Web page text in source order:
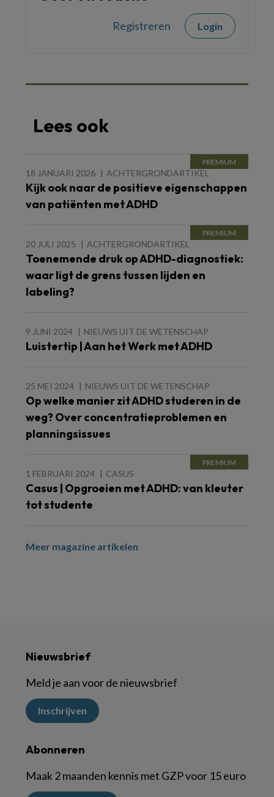
Registreren Login
Lees ook
18 JANUARI 2026 ACHTERGRONDARTIKEL
Kijk ook naar de positieve eigenschappen
van patiënten met ADHD
20 JULI 2025 ACHTERGRONDARTIKEL
Toenemende druk op ADHD-diagnostiek:
waar ligt de grens tussen lijden en
labeling?
9 JUNI 2024 NIEUWS UIT DE WETENSCHAP
Luistertip | Aan het Werk met ADHD
25 MEI 2024 NIEUWS UIT DE WETENSCHAP
Op welke manier zit ADHD studeren in de
weg? Over concentratieproblemen en
planningsissues
1 FEBRUARI 2024 CASUS
Casus | Opgroeien met ADHD: van kleuter
tot studente
Meer magazine artikelen
Nieuwsbrief
Meld je aan voor de nieuwsbrief
Inschrijven
Abonneren
Maak 2 maanden kennis met GZP voor 15 euro